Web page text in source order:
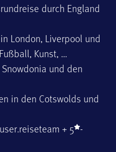
durch England
London, Liverpool und
Kunst, ...
und den
in den Cotswolds und
+ 5 -